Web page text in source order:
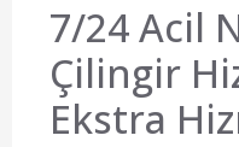
7/24 Acil
Çilingir
Ekstra